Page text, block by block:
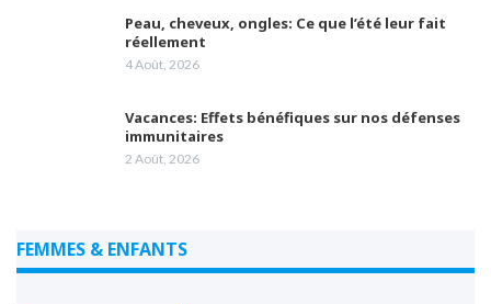
Peau, cheveux, ongles: Ce que l’été leur fait
réellement
4 Août, 2026
Vacances: Effets bénéfiques sur nos défenses
immunitaires
2 Août, 2026
FEMMES & ENFANTS